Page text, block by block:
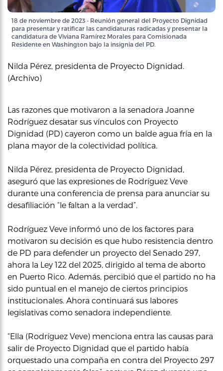
18 de noviembre de 2023 - Reunión general del Proyecto Dignidad
para presentar y ratificar las candidaturas radicadas y presentar la
candidatura de Viviana Ramírez Morales para Comisionada
Residente en Washington bajo la insignia del PD.
Nilda Pérez, presidenta de Proyecto Dignidad.
(Archivo)
Las razones que motivaron a la senadora Joanne
Rodríguez desatar sus vínculos con Proyecto
Dignidad (PD) cayeron como un balde agua fría en la
plana mayor de la colectividad política.
Nilda Pérez, presidenta de Proyecto Dignidad,
aseguró que las expresiones de Rodríguez Veve
durante una conferencia de prensa para anunciar su
desafiliación “le faltan a la verdad”.
Rodríguez Veve informó uno de los factores para
motivaron su decisión es que hubo resistencia dentro
de PD para defender un proyecto del Senado 297,
ahora la Ley 122 del 2025, dirigido al tema de aborto
en Puerto Rico. Además, percibió que el partido no ha
sido puntual en el manejo de ciertos principios
institucionales. Ahora continuará sus labores
legislativas como senadora independiente.
“Ella (Rodríguez Veve) menciona entra las causas para
salir de Proyecto Dignidad que el partido había
orquestado una compaña en contra del Proyecto 297